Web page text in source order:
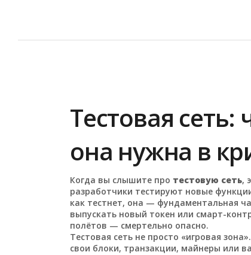
Тестовая сеть:
она нужна в
Когда вы слышите про тестовую сеть,
разработчики тестируют новые
как тестнет, она — фундаментальная
выпускать новый токен или смарт-
полётов — смертельно опасно.
Тестовая сеть не просто «игровая
свои блоки, транзакции, майнеры или